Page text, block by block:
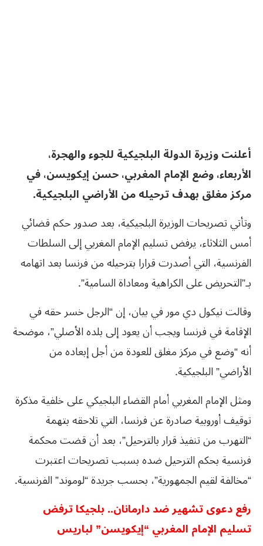
أعلنت وزيرة الدولة البلجيكية للجوء والهجرة،
الأربعاء، وضع الإمام المغربي، حسن إيكويسن، في
مركز مغلق بهدف ترحيله من الأراضي البلجيكية.
وتأتي تصريحات الوزيرة البلجيكية، بعد صدور حكم قضائي
أمس الثلاثاء، يرفض تسليم الإمام المغربي إلى السلطات
الفرنسية، التي أصدرت قرارا بترحيله من فرنسا بعد اتهامه
بـ”التحريض على الكراهية ومعاداة السامية”.
وقالت نيكول دي مور في بيان، إن “الرجل خسر حقه في
الإقامة في فرنسا ويجب أن يعود إلى بلده الأصلي”، موضحة
أنه “وضع في مركز مغلق للعودة من أجل إبعاده من
الأراضي” البلجيكية.
ومثل الإمام المغربي أمام القضاء البلجيكي على خلفية مذكرة
توقيف أوروبية صادرة عن فرنسا، التي تلاحقه بتهمة
“التهرب من تنفيذ قرار بالترحيل”، بعد أن قضت محكمة
فرنسية بحكم الترحيل ضده بسبب تصريحات اعتبرت
“مخالفة لقيم الجمهورية”، بحسب جريدة “لوموند” الفرنسية.
رفع دعوى تشهير ضد دارمانان.. بلجيكا ترفض
تسليم الإمام المغربي “إيكويسن” لباريس